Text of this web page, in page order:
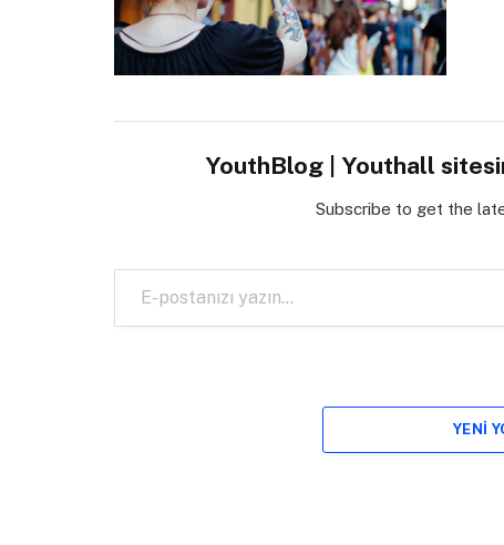
YouthBlog | Youthall
Subscribe to get the
E-postanızı yazın…
YENI